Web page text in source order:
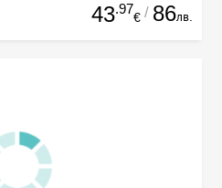
43.97
€ / 86лв.